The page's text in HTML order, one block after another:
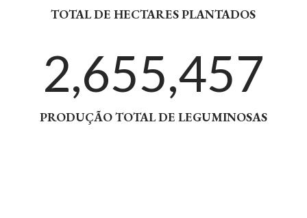
TOTAL DE HECTARES PLANTADOS
2,655,457
PRODUÇÃO TOTAL DE LEGUMINOSAS